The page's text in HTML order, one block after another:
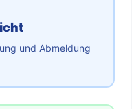
und Abmeldung